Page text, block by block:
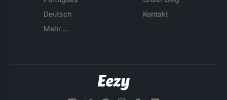
Deutsch
Mehr ...
Kontakt